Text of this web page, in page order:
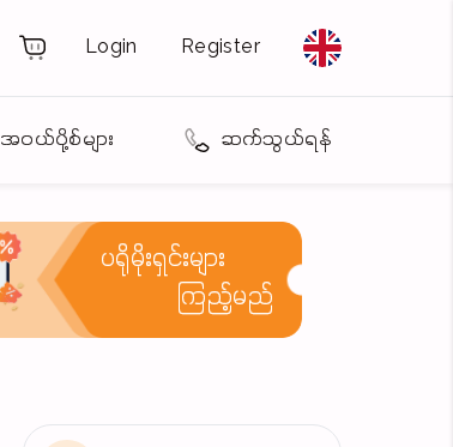
Login Register
အဝယ်ပို့စ်များ ဆက်သွယ်ရန်
ပရိုမိုးရှင်းများ
ကြည့်မည်